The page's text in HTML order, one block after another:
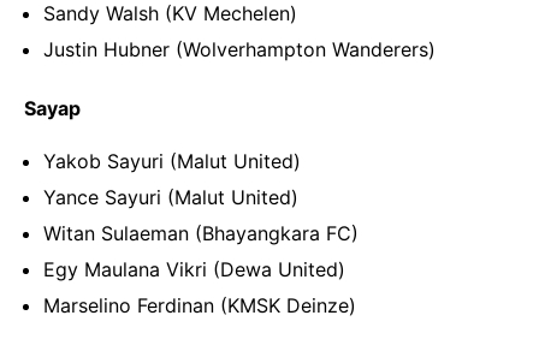
Sandy Walsh (KV Mechelen)
Justin Hubner (Wolverhampton Wanderers)
Sayap
Yakob Sayuri (Malut United)
Yance Sayuri (Malut United)
Witan Sulaeman (Bhayangkara FC)
Egy Maulana Vikri (Dewa United)
Marselino Ferdinan (KMSK Deinze)